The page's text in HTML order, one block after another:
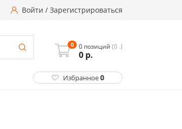
Войти / Зарегистрироваться
0 0 позиций (0 .)
0 р.
Избранное0